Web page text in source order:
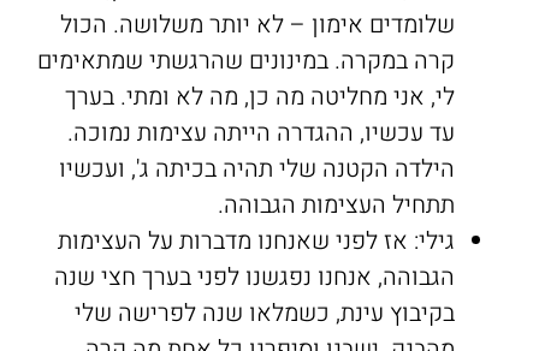
שלומדים אימון – לא יותר משלושה. הכול
קרה במקרה. במינונים שהרגשתי שמתאימים
לי, אני מחליטה מה כן, מה לא ומתי. בערך
עד עכשיו, ההגדרה הייתה עצימות נמוכה.
הילדה הקטנה שלי תהיה בכיתה ג', ועכשיו
תתחיל העצימות הגבוהה.
גילי: אז לפני שאנחנו מדברות על העצימות
הגבוהה, אנחנו נפגשנו לפני בערך חצי שנה
בקיבוץ עינת, כשמלאו שנה לפרישה שלי